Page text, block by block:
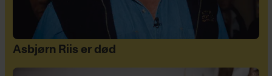
Asbjørn Riis er død